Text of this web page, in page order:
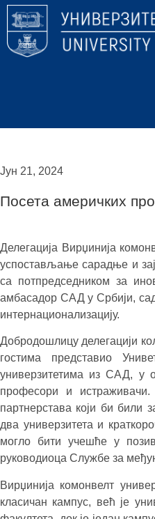
Јун 21, 2024
Посета америчких
Делегација Вирџинија
успостављање сарадње и
са потпредседником за
амбасадор САД у Србији,
интернационализацију.
Добродошлицу делегацији
гостима представио
универзитетима из САД, у
професори и
партнерстава који би били
два универзитета и
могло бити учешће у
руководиоца Службе за
Вирџинија комонвелт
класичан кампус, већ је